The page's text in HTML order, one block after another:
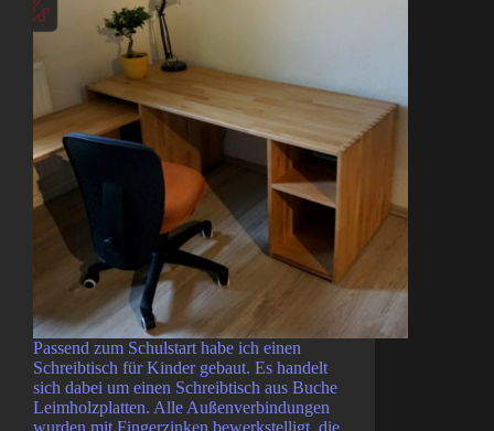
Passend zum Schulstart habe ich einen
Schreibtisch für Kinder gebaut. Es handelt
sich dabei um einen Schreibtisch aus Buche
Leimholzplatten. Alle Außenverbindungen